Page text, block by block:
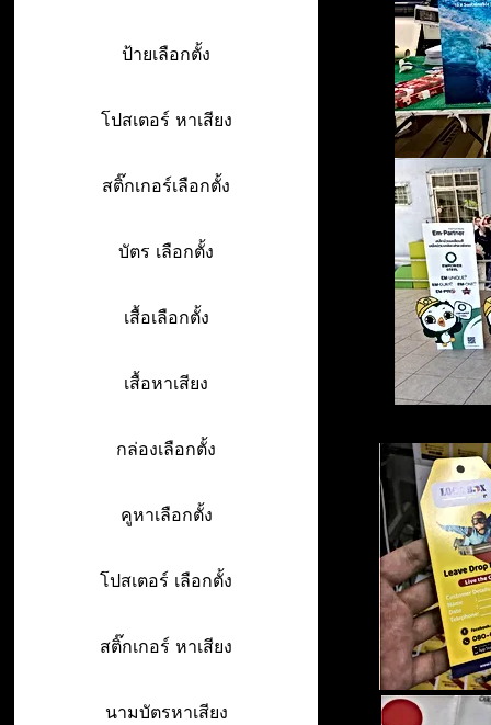
ป้ายเลือกตั้ง
โปสเตอร์ หาเสียง
สติ๊กเกอร์เลือกตั้ง
บัตร เลือกตั้ง
เสื้อเลือกตั้ง
เสื้อหาเสียง
กล่องเลือกตั้ง
คูหาเลือกตั้ง
โปสเตอร์ เลือกตั้ง
สติ๊กเกอร์ หาเสียง
นามบัตรหาเสียง